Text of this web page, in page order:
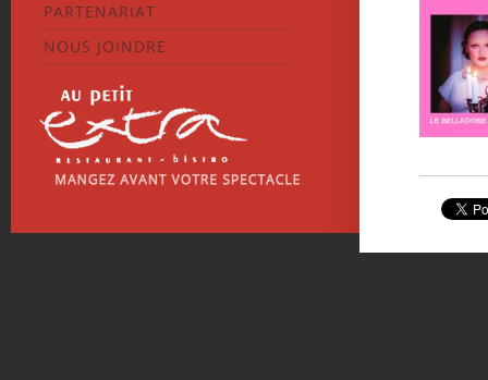
PARTENARIAT
NOUS JOINDRE